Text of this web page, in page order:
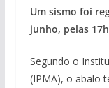
Um sismo foi
junho, pelas
Segundo o
(IPMA), o abalo